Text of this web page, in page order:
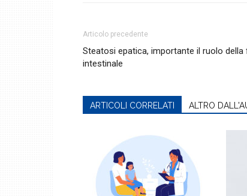
Articolo precedente
Steatosi epatica, importante il ruolo della
intestinale
ARTICOLI CORRELATI ALTRO